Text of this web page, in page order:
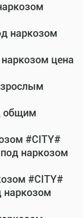
наркозом
цена
общим
#CITY#
наркозом
#CITY#
наркозом